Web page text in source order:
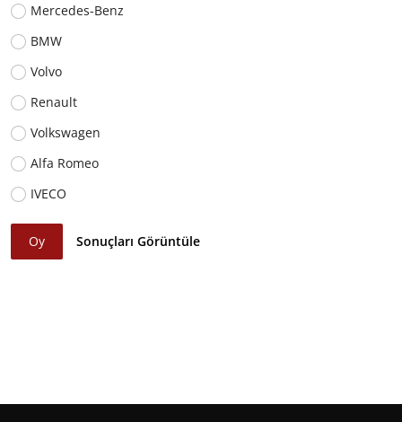
Mercedes-Benz
BMW
Volvo
Renault
Volkswagen
Alfa Romeo
IVECO
Oy Sonuçları Görüntüle